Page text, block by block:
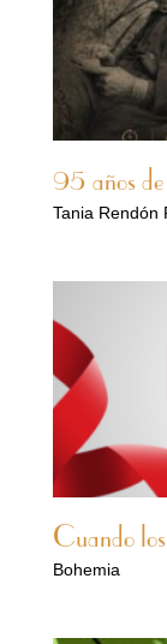
95 años
Tania Rendón
Cuando
Bohemia